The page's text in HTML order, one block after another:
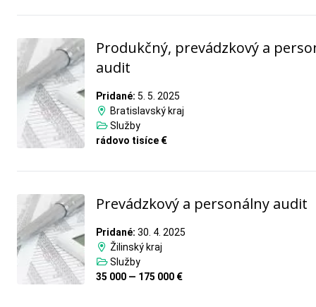
Produkčný, prevádzkový a
audit
Pridané: 5. 5. 2025
Bratislavský kraj
Služby
rádovo tisíce €
Prevádzkový a personálny audit
Pridané: 30. 4. 2025
Žilinský kraj
Služby
35 000 — 175 000 €